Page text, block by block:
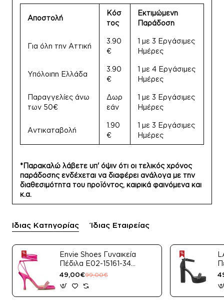
Αποστολή
Κόσ
τος
Εκτιμώμενη
Παράδοση
Για όλη την Αττική
3.90
€
1 με 3 Εργάσιμες
Ημέρες
Υπόλοιπη Ελλάδα
3.90
€
1 με 4 Εργάσιμες
Ημέρες
Παραγγελίες άνω
των 50€
Δωρ
εάν
1 με 3 Εργάσιμες
Ημέρες
Αντικαταβολή
1.90
€
1 με 3 Εργάσιμες
Ημέρες
*Παρακαλώ λάβετε υπ' όψιν ότι οι τελικός χρόνος
παράδοσης ενδέχεται να διαφέρει ανάλογα με την
διαθεσιμότητα του προϊόντος, καιρικά φαινόμενα και
κ.α.
Ίδιας Κατηγορίας Ίδιας Εταιρείας
Envie Shoes Γυναικεία
Πέδιλα E02-15161-34
Μαύρο Satin
49,00€99,00€